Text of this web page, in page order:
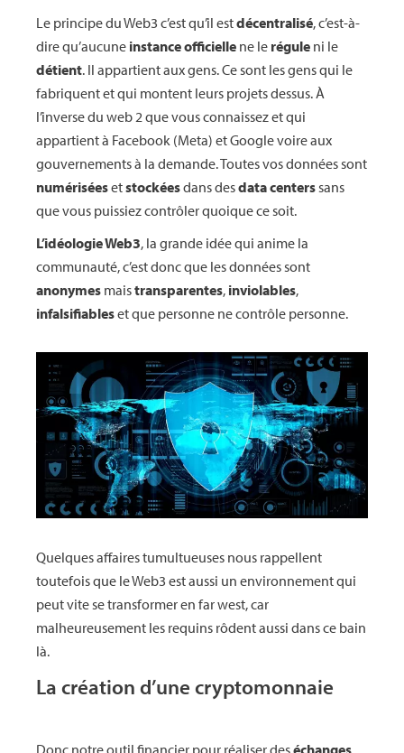
Le principe du Web3 c’est qu’il estdécentralisé, c’est-à-
dire qu’aucune instance officielle ne le régule ni le
détient. Il appartient aux gens. Ce sont les gens qui le
fabriquent et qui montent leurs projets dessus. À
l’inverse du web 2 que vous connaissez et qui
appartient à Facebook (Meta) et Google voire aux
gouvernements à la demande. Toutes vos données sont
numériséesetstockéesdans desdata centers sans
que vous puissiez contrôler quoique ce soit.
L’idéologie Web3, la grande idée qui anime la
communauté, c’est donc que les données sont
anonymes maistransparentes, inviolables,
infalsifiableset que personne ne contrôle personne.
Quelques affaires tumultueuses nous rappellent
toutefois que le Web3 est aussi un environnement qui
peut vite se transformer en far west, car
malheureusement les requins rôdent aussi dans ce bain
là.
La création d’une cryptomonnaie
Donc notre outil financier pour réaliser deséchanges